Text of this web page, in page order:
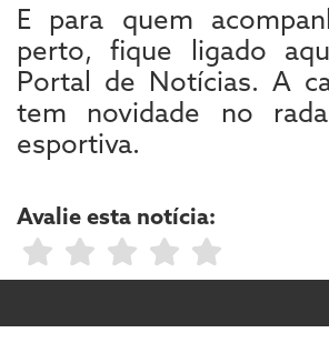
E para quem
perto, fique ligado
Portal de Notícias. A
tem novidade no
esportiva.
Avalie esta notícia: